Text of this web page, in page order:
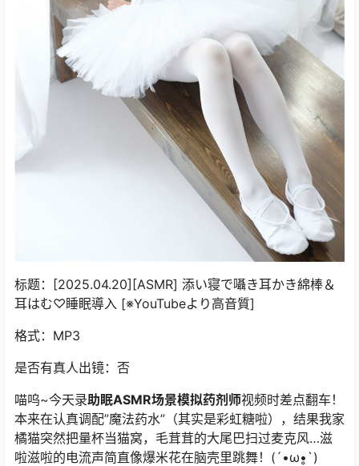
标题：[2025.04.20][ASMR] 添い寝で囁き耳かき綿棒＆
耳はむ♡睡眠導入 [※YouTubeより高音質]
格式：MP3
是否有真人出镜：否
喵呜~今天录助眠ASMR场景模拟药剂师视频时差点翻车！
本来在认真调配”魔法药水”（其实是彩虹糖啦），结果我家
橘猫突然把量杯当猫窝，毛茸茸的大尾巴扫过麦克风…滋
啦滋啦的电流声简直像爆米花在脑壳里跳舞！(´•ω•̥`)